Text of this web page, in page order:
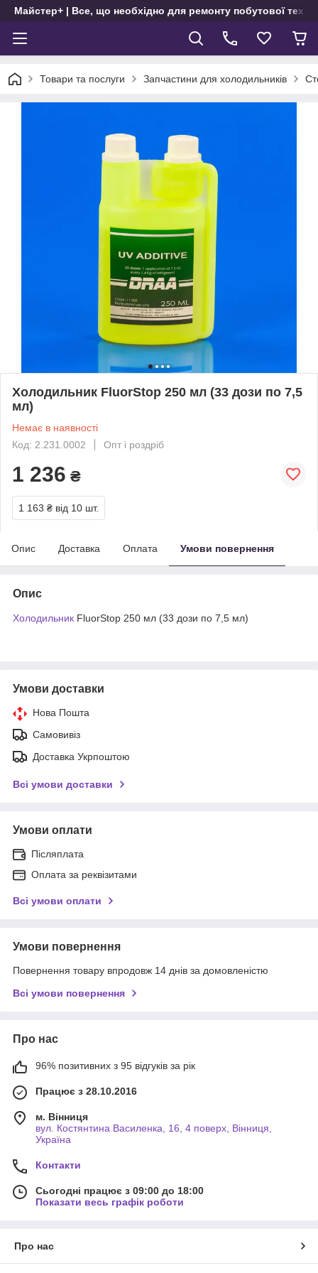
Майстер+ | Все, що необхідно для ремонту побутової
Товари та послуги Запчастини для холодильників
Холодильник FluorStop 250 мл (33 дози по 7,5
мл)
Немає в наявності
Код: 2.231.0002
Опт і роздріб
1 236 ₴
1 163 ₴ від 10 шт.
Опис Доставка Оплата Умови повернення
Опис
Холодильник FluorStop 250 мл (33 дози по 7,5 мл)
Умови доставки
Нова Пошта
Самовивіз
Доставка Укрпоштою
Всі умови доставки
Умови оплати
Післяплата
Оплата за реквізитами
Всі умови оплати
Умови повернення
Повернення товару впродовж 14 днів за домовленістю
Всі умови повернення
Про нас
96% позитивних з 95 відгуків за рік
Працює з 28.10.2016
м. Вінниця
вул. Костянтина Василенка, 16, 4 поверх, Вінниця,
Україна
Контакти
Сьогодні працює з 09:00 до 18:00
Показати весь графік роботи
Про нас